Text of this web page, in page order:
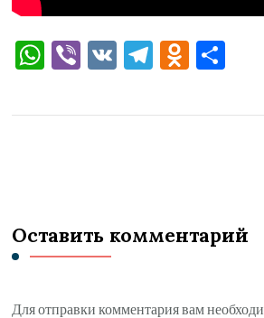
WhatsApp
Viber
VK Telegram
Оставить комментарий
Для отправки комментария вам